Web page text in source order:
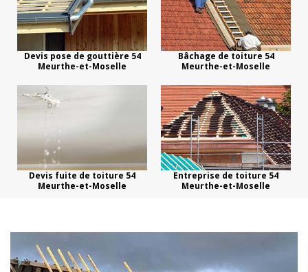
Devis pose de gouttière 54
Meurthe-et-Moselle
Bâchage de toiture 54
Meurthe-et-Moselle
Devis fuite de toiture 54
Meurthe-et-Moselle
Entreprise de toiture 54
Meurthe-et-Moselle